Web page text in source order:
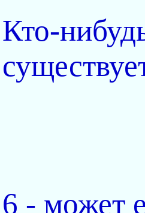
Кто-
6 - может